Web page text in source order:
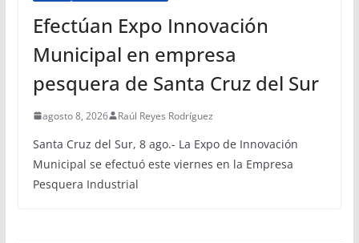
Efectúan Expo Innovación
Municipal en empresa
pesquera de Santa Cruz del Sur
agosto 8, 2026 Raúl Reyes Rodríguez
Santa Cruz del Sur, 8 ago.- La Expo de Innovación
Municipal se efectuó este viernes en la Empresa
Pesquera Industrial